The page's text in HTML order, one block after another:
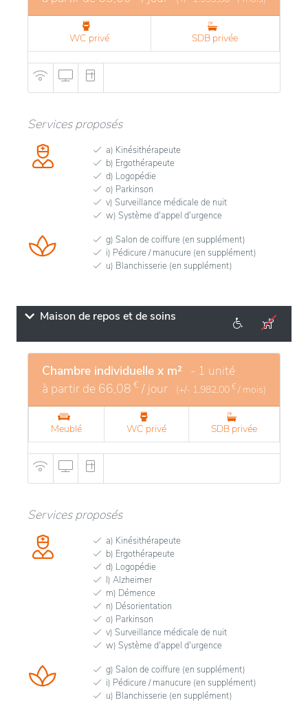
WC privé SDB privée
Services proposés
a) Kinésithérapeute
b) Ergothérapeute
d) Logopédie
o) Parkinson
v) Surveillance médicale de nuit
w) Système d'appel d'urgence
g) Salon de coiffure (en supplément)
i) Pédicure / manucure (en supplément)
u) Blanchisserie (en supplément)
Maison de repos et de soins
Chambre individuelle x m² - 1 unité
à partir de 66,08 € / jour (+/- 1.982,00 € / mois)
Meublé WC privé SDB privée
Services proposés
a) Kinésithérapeute
b) Ergothérapeute
d) Logopédie
l) Alzheimer
m) Démence
n) Désorientation
o) Parkinson
v) Surveillance médicale de nuit
w) Système d'appel d'urgence
g) Salon de coiffure (en supplément)
i) Pédicure / manucure (en supplément)
u) Blanchisserie (en supplément)